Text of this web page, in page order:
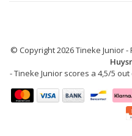
© Copyright 2026 Tineke Junior-
-Tineke Junior scores a 4,5/5 out